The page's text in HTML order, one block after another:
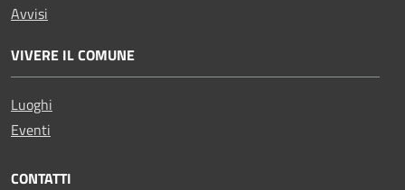
Avvisi
VIVERE IL COMUNE
Luoghi
Eventi
CONTATTI